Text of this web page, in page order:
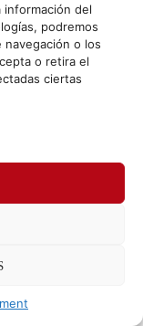
información del
podremos
o los
o retira el
ciertas